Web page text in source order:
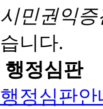
시민권익
습니다.
행정심판
행정심판안